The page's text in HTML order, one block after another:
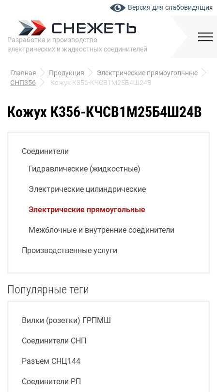
Версия для слабовидящих
Разработка и производство
электрических и жидкостных соединителей
Главная Продукция
Электрические прямоугольные
СНП356
Кожух К356-КЧСВ1М25Б4Ш24В
Кожух К356-КЧСВ1М25Б4Ш24В
Соединители
Гидравлические (жидкостные)
Электрические цилиндрические
Электрические прямоугольные
Межблочные и внутренние соединители
Производственные услуги
Популярные теги
Вилки (розетки) ГРПМШ
Соединители СНП
Разъем СНЦ144
Соединители РП